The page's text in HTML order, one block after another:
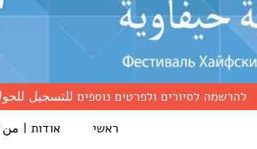
להרשמה לסיורים ולפרטים נוספים للتسجيل
ראשי
אודות |